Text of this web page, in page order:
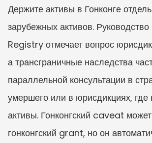
Держите активы в Гонконге
зарубежных активов.
Registry отмечает вопрос
а трансграничные наследства
параллельной консультации в
умершего или в юрисдикциях, где
активы. Гонконгский caveat
гонконгский grant, но он